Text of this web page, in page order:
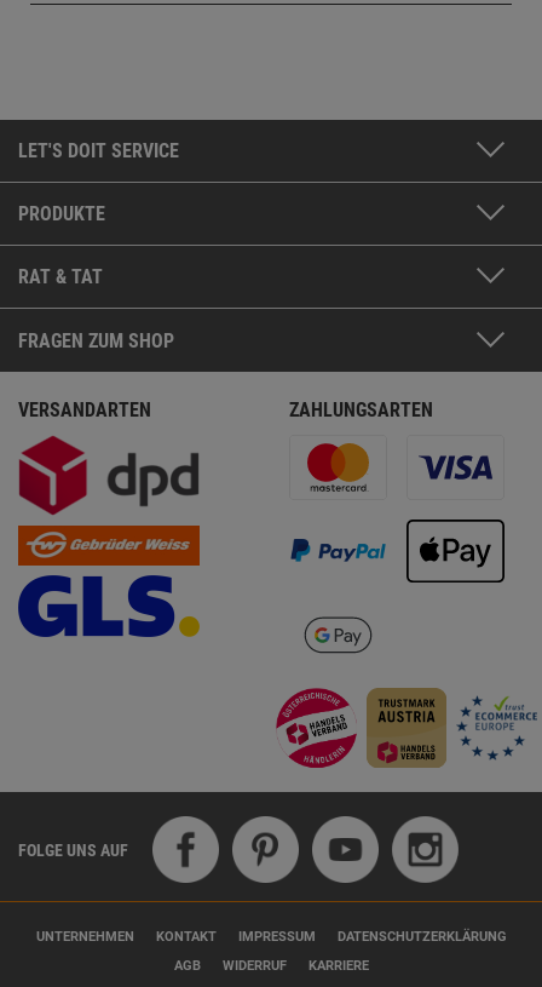
LET'S DOIT SERVICE
PRODUKTE
RAT & TAT
FRAGEN ZUM SHOP
VERSANDARTEN ZAHLUNGSARTEN
FOLGE UNS AUF
UNTERNEHMEN KONTAKT IMPRESSUM
DATENSCHUTZERKLÄRUNG
AGB
WIDERRUF KARRIERE